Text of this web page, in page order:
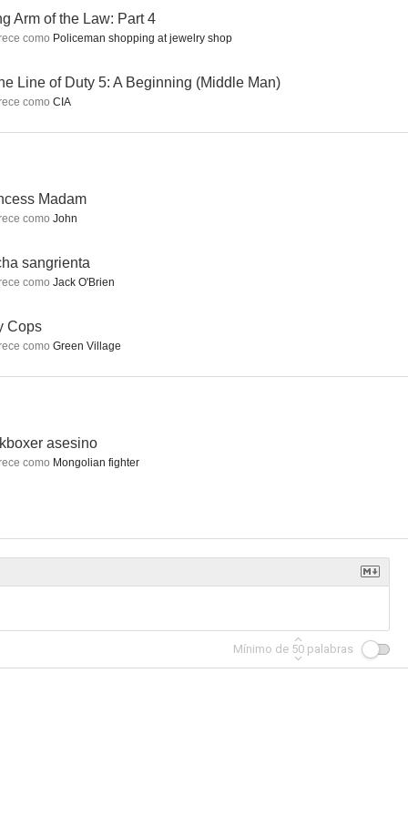
Son Exorcismo Infernal
Arm of the Law: Part 4
como Policeman shopping at jewelry shop
Line of Duty 5: A Beginning (Middle Man)
como CIA
Madam
como John
sangrienta
como Jack O'Brien
Cops
como Green Village
asesino
como Mongolian fighter
Mínimo de 50 palabras